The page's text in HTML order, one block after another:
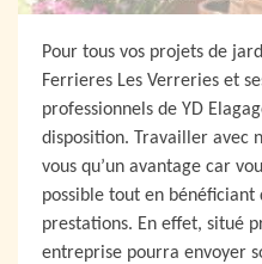
Pour tous vos projets de
Ferrieres Les Verreries et
professionnels de YD
disposition. Travailler avec
vous qu’un avantage car
possible tout en bénéficiant
prestations. En effet, situé
entreprise pourra envoyer